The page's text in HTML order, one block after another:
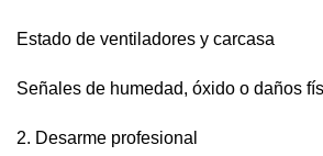
Estado de ventiladores y carcasa
Señales de humedad, óxido o daños
2. Desarme profesional